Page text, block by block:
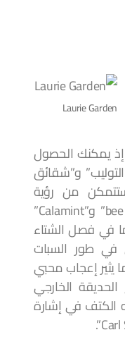
Laurie Garden
يمكنك الحصول
و”شقائق
من رؤية
الفراشات تطير بين أزهار “bee balm” و”Calamint”
في فصل الشتاء
في طور السبات
يثير إعجاب محبي
الخارجي
يشبه الكتف في إشارة